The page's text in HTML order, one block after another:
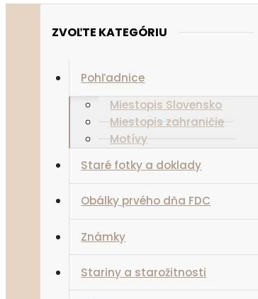
ZVOĽTE KATEGÓRIU
Pohľadnice
Miestopis Slovensko
Miestopis zahraničie
Motívy
Staré fotky a doklady
Obálky prvého dňa FDC
Známky
Stariny a starožitnosti